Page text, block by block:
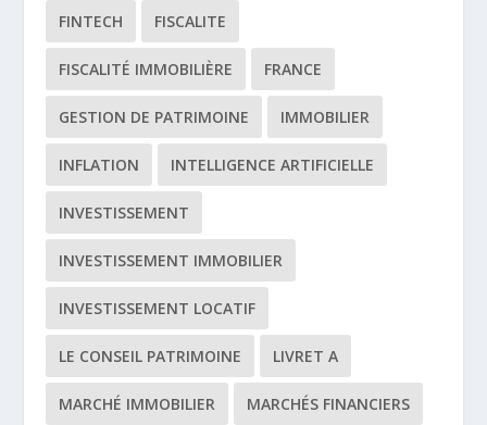
FINTECH FISCALITE
FISCALITÉ IMMOBILIÈRE FRANCE
GESTION DE PATRIMOINE IMMOBILIER
INFLATION INTELLIGENCE ARTIFICIELLE
INVESTISSEMENT
INVESTISSEMENT IMMOBILIER
INVESTISSEMENT LOCATIF
LE CONSEIL PATRIMOINE LIVRET A
MARCHÉ IMMOBILIER MARCHÉS FINANCIERS